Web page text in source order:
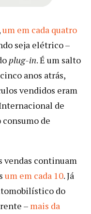
um em cada quatro
seja elétrico –
plug-in. É um salto
anos atrás,
vendidos eram
de
de
vendas continuam
um em cada 10. Já
do
– mais da